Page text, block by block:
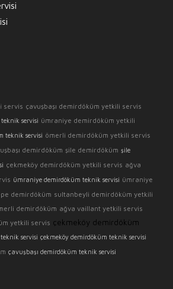
servis çavuşbaşı demirdöküm yetkili servis
servisi ümraniye demirdöküm yetkili
teknik servisi ömerli demirdöküm yetkili servis
demirdöküm şile demirdöküm şile
çekmeköy demirdöküm yetkili servis ağva
ümraniye demirdöküm teknik servisi ümraniye
demirdöküm sultanbeyli demirdöküm yetkili
demirdöküm ağva vaillant yetkili servis
yetkili servis çekmeköy demirdöküm
servisi çekmeköy demirdöküm teknik servisi
çavuşbaşı demirdöküm teknik servisi